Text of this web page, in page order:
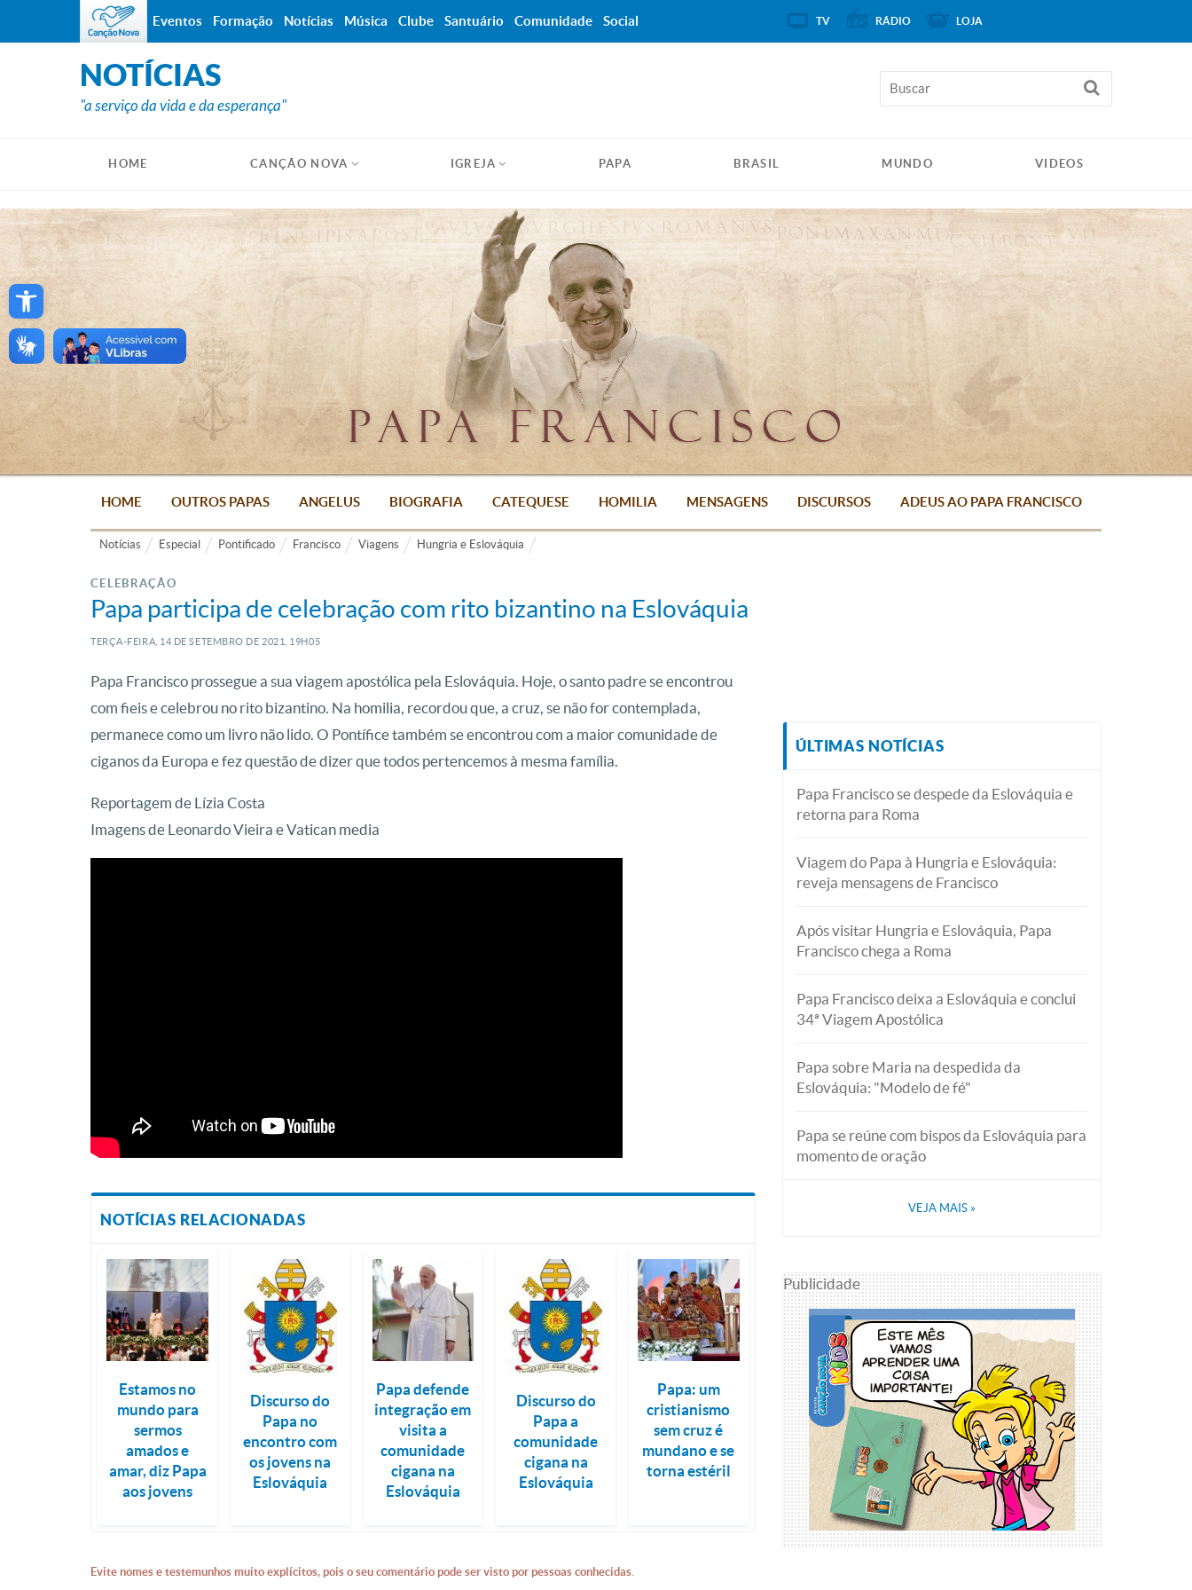
Open toolbar
NOTÍCIAS
"a serviço da vida e da esperança"
HOME CANÇÃO NOVA IGREJA PAPA BRASIL MUNDO VIDEOS
HOME OUTROS PAPAS ANGELUS BIOGRAFIA CATEQUESE HOMILIA MENSAGENS DISCURSOS ADEUS AO PAPA FRANCISCO
Notícias Especial Pontificado Francisco Viagens Hungria e Eslováquia
CELEBRAÇÃO
Papa participa de celebração com rito bizantino na Eslováquia
TERÇA-FEIRA, 14 DE SETEMBRO DE 2021, 19H05
Papa Francisco prossegue a sua viagem apostólica pela Eslováquia. Hoje, o santo padre se encontrou
com fieis e celebrou no rito bizantino. Na homilia, recordou que, a cruz, se não for contemplada,
permanece como um livro não lido. O Pontífice também se encontrou com a maior comunidade de
ciganos da Europa e fez questão de dizer que todos pertencemos à mesma família.
Reportagem de Lízia Costa
Imagens de Leonardo Vieira e Vatican media
NOTÍCIAS RELACIONADAS
Estamos no
mundo para
sermos
amados e
amar, diz Papa
aos jovens
Discurso do
Papa no
encontro com
os jovens na
Eslováquia
Papa defende
integração em
visita a
comunidade
cigana na
Eslováquia
Discurso do
Papa a
comunidade
cigana na
Eslováquia
Papa: um
cristianismo
sem cruz é
mundano e se
torna estéril
Evite nomes e testemunhos muito explícitos, pois o seu comentário pode ser visto por pessoas conhecidas.
ÚLTIMAS NOTÍCIAS
Papa Francisco se despede da Eslováquia e
retorna para Roma
Viagem do Papa à Hungria e Eslováquia:
reveja mensagens de Francisco
Após visitar Hungria e Eslováquia, Papa
Francisco chega a Roma
Papa Francisco deixa a Eslováquia e conclui
34ª Viagem Apostólica
Papa sobre Maria na despedida da
Eslováquia: "Modelo de fé"
Papa se reúne com bispos da Eslováquia para
momento de oração
VEJA MAIS »
Publicidade
Eventos Formação Notícias Música Clube Santuário Comunidade Social TV RÁDIO LOJA